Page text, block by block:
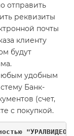
отправить
реквизиты
почты
клиенту
будут
удобным
Банк-
(счет,
с покупкой.